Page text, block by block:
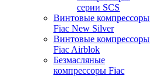
серии SCS
Винтовые компрессоры
Fiac New Silver
Винтовые компрессоры
Fiac Airblok
Безмасляные
компрессоры Fiac